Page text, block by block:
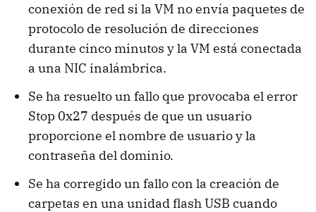
conexión de red si la VM no envía paquetes de
protocolo de resolución de direcciones
durante cinco minutos y la VM está conectada
a una NIC inalámbrica.
Se ha resuelto un fallo que provocaba el error
Stop 0x27 después de que un usuario
proporcione el nombre de usuario y la
contraseña del dominio.
Se ha corregido un fallo con la creación de
carpetas en una unidad flash USB cuando